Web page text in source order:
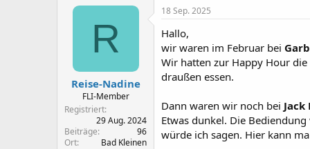
R
Reise-Nadine
FLI-Member
Registriert
29 Aug. 2024
Beiträge
96
Ort
Bad Kleinen
18 Sep. 2025
Hallo,
wir waren im Februar bei
Wir hatten zur Happy Hour
draußen essen.
Dann waren wir noch bei Jack
Etwas dunkel. Die
würde ich sagen. Hier kann